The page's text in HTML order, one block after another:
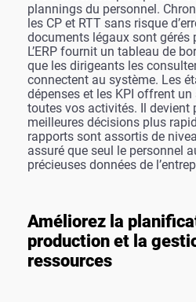
plannings du personnel.
les CP et RTT sans risque
documents légaux sont gérés
L’ERP fournit un tableau de
que les dirigeants les
connectent au système. Les
dépenses et les KPI offrent un
toutes vos activités. Il devient
meilleures décisions plus
rapports sont assortis de
assuré que seul le personnel
précieuses données de
Améliorez la
production et la
ressources